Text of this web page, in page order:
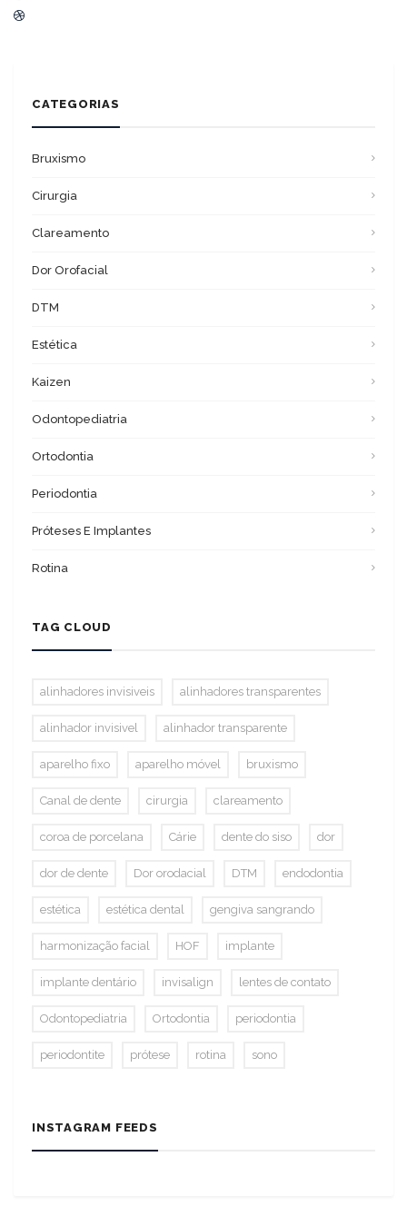
CATEGORIAS
Bruxismo
Cirurgia
Clareamento
Dor Orofacial
DTM
Estética
Kaizen
Odontopediatria
Ortodontia
Periodontia
Próteses E Implantes
Rotina
TAG CLOUD
alinhadores invisiveis alinhadores transparentes
alinhador invisivel alinhador transparente
aparelho fixo aparelho móvel bruxismo
Canal de dente cirurgia clareamento
coroa de porcelana Cárie dente do siso dor
dor de dente Dor orodacial DTM endodontia
estética estética dental gengiva sangrando
harmonização facial HOF implante
implante dentário invisalign lentes de contato
Odontopediatria Ortodontia periodontia
periodontite prótese rotina sono
INSTAGRAM FEEDS